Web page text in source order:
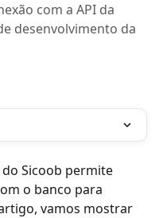
com a API da
desenvolvimento da
Sicoob permite
o banco para
vamos mostrar